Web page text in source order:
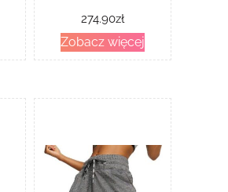
274.90zł
Zobacz więcej